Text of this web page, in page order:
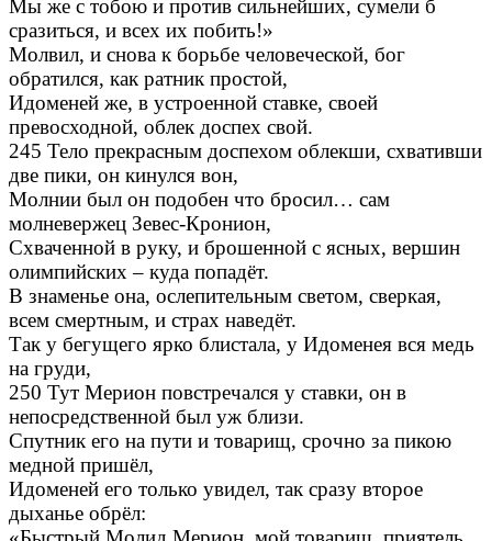
Мы же с тобою и против сильнейших, сумели б
сразиться, и всех их побить!»
Молвил, и снова к борьбе человеческой, бог
обратился, как ратник простой,
Идоменей же, в устроенной ставке, своей
превосходной, облек доспех свой.
245 Тело прекрасным доспехом облекши, схвативши
две пики, он кинулся вон,
Молнии был он подобен что бросил… сам
молневержец Зевес-Кронион,
Схваченной в руку, и брошенной с ясных, вершин
олимпийских – куда попадёт.
В знаменье она, ослепительным светом, сверкая,
всем смертным, и страх наведёт.
Так у бегущего ярко блистала, у Идоменея вся медь
на груди,
250 Тут Мерион повстречался у ставки, он в
непосредственной был уж близи.
Спутник его на пути и товарищ, срочно за пикою
медной пришёл,
Идоменей его только увидел, так сразу второе
дыханье обрёл: